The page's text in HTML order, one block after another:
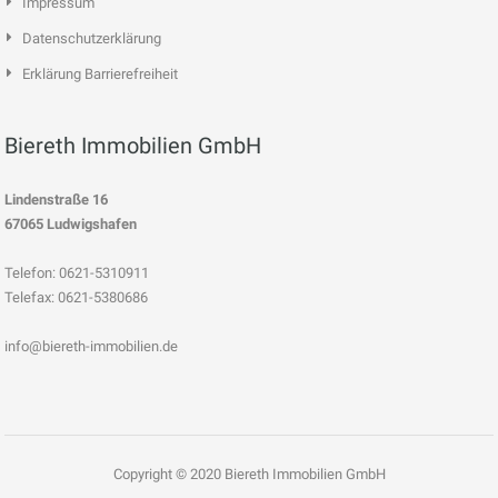
Datenschutzerklärung
Erklärung Barrierefreiheit
Biereth Immobilien GmbH
Lindenstraße 16
67065 Ludwigshafen
Telefon: 0621-5310911
Telefax: 0621-5380686
info@biereth-immobilien.de
Copyright © 2020 Biereth Immobilien GmbH